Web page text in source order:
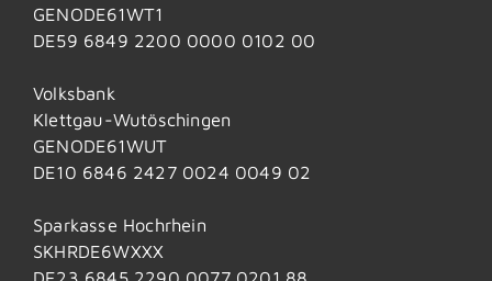
GENODE61WT1
DE59 6849 2200 0000 0102 00
Volksbank
Klettgau-Wutöschingen
GENODE61WUT
DE10 6846 2427 0024 0049 02
Sparkasse Hochrhein
SKHRDE6WXXX
DE23 6845 2290 0077 0201 88